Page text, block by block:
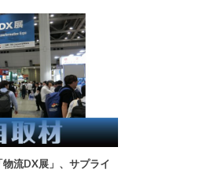
物流DX展」、サプライ